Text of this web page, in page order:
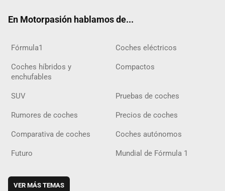
En Motorpasión hablamos de...
Fórmula1 Coches eléctricos
Coches híbridos y
enchufables
Compactos
SUV Pruebas de coches
Rumores de coches Precios de coches
Comparativa de coches Coches autónomos
Futuro Mundial de Fórmula 1
VER MÁS TEMAS